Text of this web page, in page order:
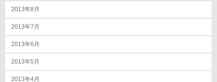
2013年8月
2013年7月
2013年6月
2013年5月
2013年4月